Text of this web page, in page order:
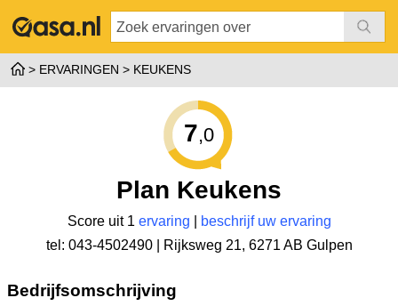
ERVARINGEN KEUKENS
7,0
Plan Keukens
Score uit 1 ervaring
beschrijf uw ervaring
tel: 043-4502490 |
Rijksweg 21, 6271 AB Gulpen
Bedrijfsomschrijving